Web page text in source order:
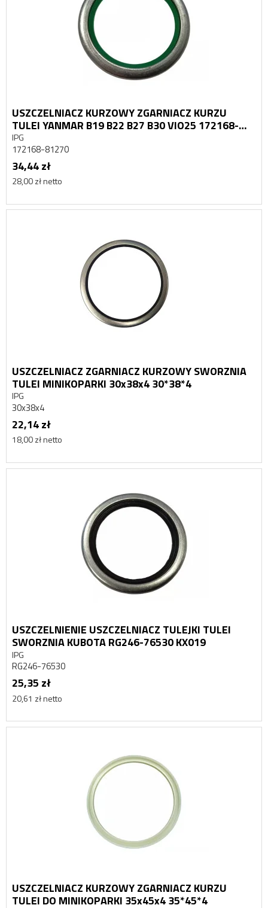
USZCZELNIACZ KURZOWY ZGARNIACZ KURZU
TULEI YANMAR B19 B22 B27 B30 VIO25 172168-
81270 38x50x4
IPG
172168-81270
34,44 zł
28,00 zł netto
USZCZELNIACZ ZGARNIACZ KURZOWY SWORZNIA
TULEI MINIKOPARKI 30x38x4 30*38*4
IPG
30x38x4
22,14 zł
18,00 zł netto
USZCZELNIENIE USZCZELNIACZ TULEJKI TULEI
SWORZNIA KUBOTA RG246-76530 KX019
IPG
RG246-76530
25,35 zł
20,61 zł netto
USZCZELNIACZ KURZOWY ZGARNIACZ KURZU
TULEI DO MINIKOPARKI 35x45x4 35*45*4